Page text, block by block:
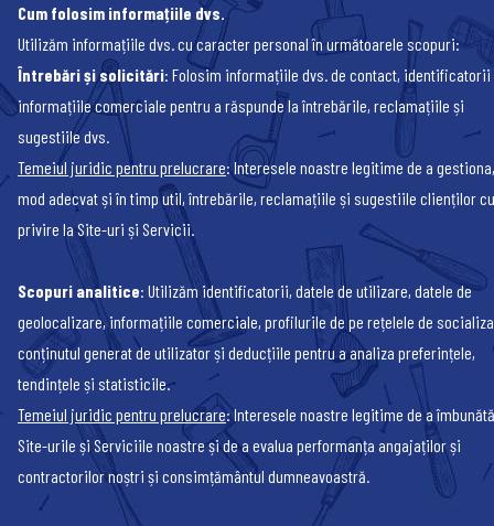
Cum folosim informațiile dvs.
Utilizăm informațiile dvs. cu caracter personal în următoarele scopuri:
Întrebări și solicitări: Folosim informațiile dvs. de contact, identificatorii
informațiile comerciale pentru a răspunde la întrebările, reclamațiile și
sugestiile dvs.
Temeiul juridic pentru prelucrare: Interesele noastre legitime de a
mod adecvat și în timp util, întrebările, reclamațiile și sugestiile clienților cu
privire la Site-uri și Servicii.
Scopuri analitice: Utilizăm identificatorii, datele de utilizare, datele de
geolocalizare, informațiile comerciale, profilurile de pe rețelele de
conținutul generat de utilizator și deducțiile pentru a analiza preferințele,
tendințele și statisticile.
Temeiul juridic pentru prelucrare: Interesele noastre legitime de a
Site-urile și Serviciile noastre și de a evalua performanța angajaților și
contractorilor noștri și consimțământul dumneavoastră.